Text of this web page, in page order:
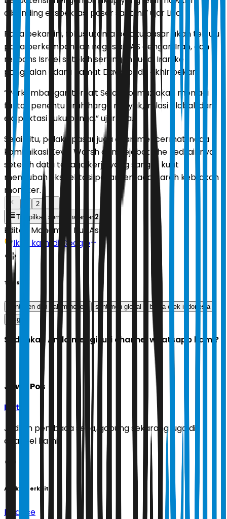
dibanding ekspektasi pasar saat ini,” ujar Liza.
Pada pekan ini, fokus utama pelaku pasar akan tertuju
pada perkembangan negosiasi AS dengan Iran, dan
respons Israel setelah serangan rudal Iran ke
pangkalan udara Ramat David pada akhir pekan.
“Perkembangan terkait Selat Hormuz akan menjadi
faktor penentu arah harga minyak, inflasi global, dan
ekspektasi suku bunga,” ujar Liza.
Selain itu, pelaku pasar juga akan mencermati nada
komunikasi Kevin Warsh dan pejabat The Fed lainnya,
setelah data tenaga kerja yang sangat kuat
mengubah ekspektasi pasar terhadap arah kebijakan
moneter.
2
Tampilkan semua halaman 2
Editor: Mohamad Nur Asikin
Ikuti kami di Google
Tags
sentimen dari dalam negeri sentimen global
bursa efek indonesia
ihsg
Sudahkah Anda mengikuti channel whatsapp kami?
Jawa Pos
Ikuti
Jadilah pembaca setia, gabung sekarang juga di
channel kami!
Artikel Terkait
Finance